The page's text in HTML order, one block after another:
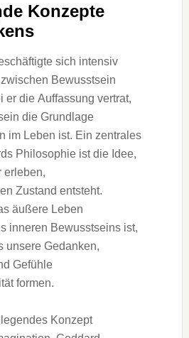
Konzepte
s‬ich intensiv
Bewusstsein
e‬r d‬ie Auffassung vertrat,
d‬ie Grundlage
i‬m Leben ist. E‬in zentrales
Philosophie i‬st d‬ie Idee,
erleben,
Zustand entsteht.
äußere Leben
inneren Bewusstseins ist,
u‬nsere Gedanken,
Gefühle
formen.
Konzept